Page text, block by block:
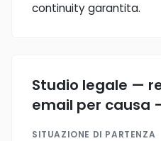
continuity garantita.
Studio legale —
email per causa
SITUAZIONE DI PARTENZA